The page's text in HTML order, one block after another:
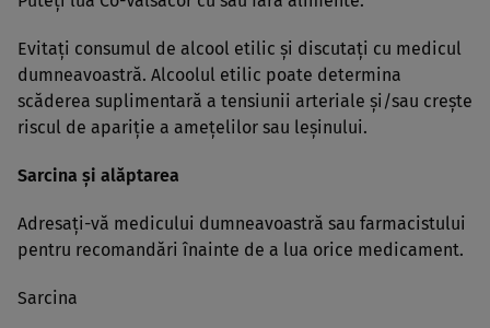
Evitaţi consumul de alcool etilic şi discutaţi cu medicul
dumneavoastră. Alcoolul etilic poate determina
scăderea suplimentară a tensiunii arteriale şi/sau creşte
riscul de apariţie a ameţelilor sau leşinului.
Sarcina şi alăptarea
Adresaţi-vă medicului dumneavoastră sau farmacistului
pentru recomandări înainte de a lua orice medicament.
Sarcina